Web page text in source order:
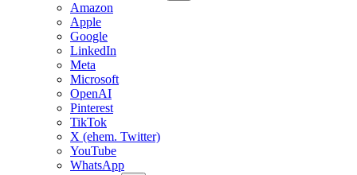
Amazon
Apple
Google
LinkedIn
Meta
Microsoft
OpenAI
Pinterest
TikTok
X (ehem. Twitter)
YouTube
WhatsApp